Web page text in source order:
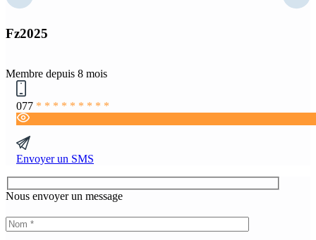
Fz2025
Membre depuis 8 mois
077 * * * * * * * * *
Envoyer un SMS
Nous envoyer un message